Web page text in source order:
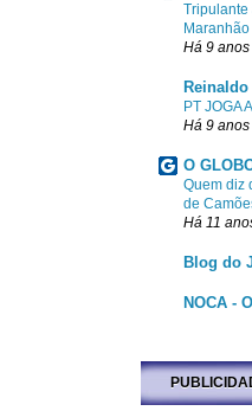
Tripulante
Há 9 anos
PT JOGA
Há 9 anos
O
Quem diz
de
Há 11
Blog do
NOCA -